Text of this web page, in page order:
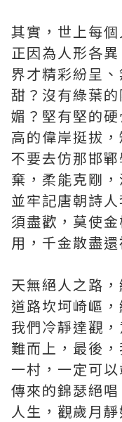
其實，世上每
正因為人形各
界才精彩紛呈
甜？沒有綠葉
媚？堅有堅的
高的偉岸挺拔
不要去仿那邯
棄，柔能克剛
並牢記唐朝詩
須盡歡，莫使
用，千金散盡
天無絕人之路
道路坎坷崎嶇
我們冷靜達觀
難而上，最後
一村，一定可
傳來的錦瑟絕
人生，觀歲月靜